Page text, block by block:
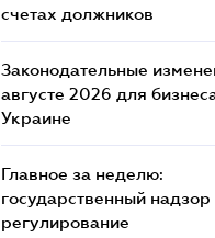
счетах должников
Законодательные
августе 2026 для
Украине
Главное за неделю:
государственный надзор
регулирование